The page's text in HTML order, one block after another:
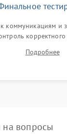
коммуникациям и
и абсолютной
Подробнее
на вопросы